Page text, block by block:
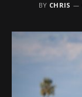
BY CHRIS